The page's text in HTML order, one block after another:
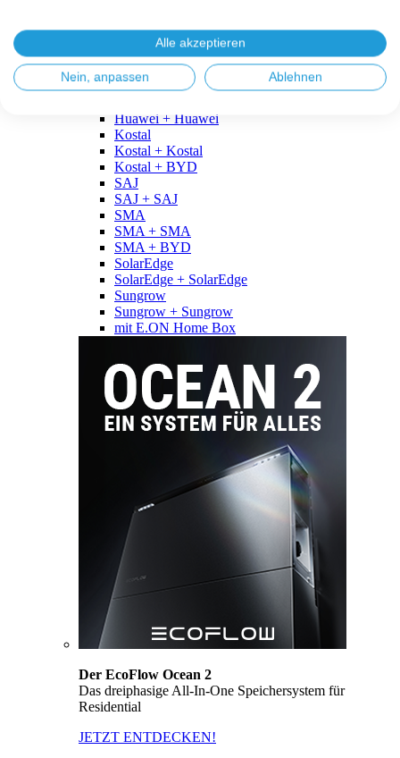
Fronius + BYD
GoodWe
GoodWe + GoodWe
GoodWe + BYD
Huawei + Huawei
Kostal
Kostal + Kostal
Kostal + BYD
SAJ
SAJ + SAJ
SMA
SMA + SMA
SMA + BYD
SolarEdge
SolarEdge + SolarEdge
Sungrow
Sungrow + Sungrow
mit E.ON Home Box
Der EcoFlow Ocean 2
Das dreiphasige All-In-One Speichersystem für
Residential
JETZT ENTDECKEN!
Alle akzeptieren
Nein, anpassen Ablehnen